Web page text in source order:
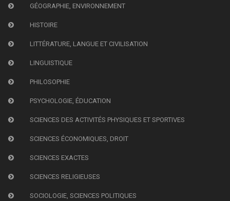
GÉOGRAPHIE, ENVIRONNEMENT
HISTOIRE
LITTÉRATURE, LANGUE ET CIVILISATION
LINGUISTIQUE
PHILOSOPHIE
PSYCHOLOGIE, ÉDUCATION
SCIENCES DES ACTIVITÉS PHYSIQUES ET SPORTIVES
SCIENCES ÉCONOMIQUES, DROIT
SCIENCES EXACTES
SCIENCES RELIGIEUSES
SOCIOLOGIE, SCIENCES POLITIQUES